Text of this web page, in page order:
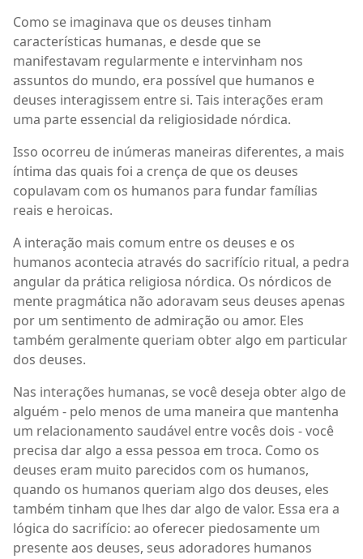
Como se imaginava que os deuses tinham
características humanas, e desde que se
manifestavam regularmente e intervinham nos
assuntos do mundo, era possível que humanos e
deuses interagissem entre si. Tais interações eram
uma parte essencial da religiosidade nórdica.
Isso ocorreu de inúmeras maneiras diferentes, a mais
íntima das quais foi a crença de que os deuses
copulavam com os humanos para fundar famílias
reais e heroicas.
A interação mais comum entre os deuses e os
humanos acontecia através do sacrifício ritual, a pedra
angular da prática religiosa nórdica. Os nórdicos de
mente pragmática não adoravam seus deuses apenas
por um sentimento de admiração ou amor. Eles
também geralmente queriam obter algo em particular
dos deuses.
Nas interações humanas, se você deseja obter algo de
alguém - pelo menos de uma maneira que mantenha
um relacionamento saudável entre vocês dois - você
precisa dar algo a essa pessoa em troca. Como os
deuses eram muito parecidos com os humanos,
quando os humanos queriam algo dos deuses, eles
também tinham que lhes dar algo de valor. Essa era a
lógica do sacrifício: ao oferecer piedosamente um
presente aos deuses, seus adoradores humanos